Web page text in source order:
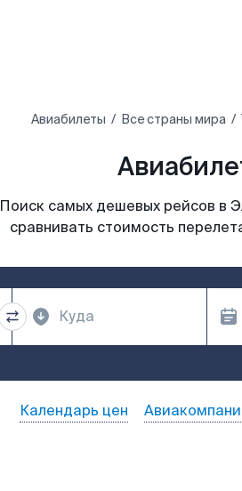
Авиабилеты Все страны мира
Поиск самых дешевых рейсов в
сравнивать стоимость
Календарь цен